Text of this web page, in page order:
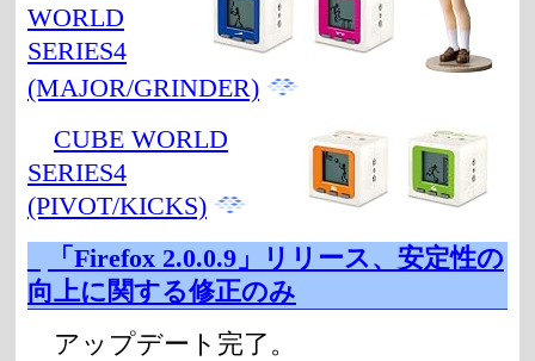
WORLD
SERIES4
(MAJOR/GRINDER)
CUBE WORLD
SERIES4
(PIVOT/KICKS)
「Firefox 2.0.0.9」リリース、安定性の
向上に関する修正のみ
アップデート完了。